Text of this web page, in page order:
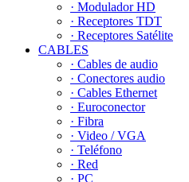
· Modulador HD
· Receptores TDT
· Receptores Satélite
CABLES
· Cables de audio
· Conectores audio
· Cables Ethernet
· Euroconector
· Fibra
· Video / VGA
· Teléfono
· Red
· PC